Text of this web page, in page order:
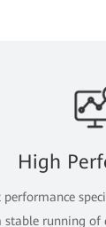
High
performance
stable running of